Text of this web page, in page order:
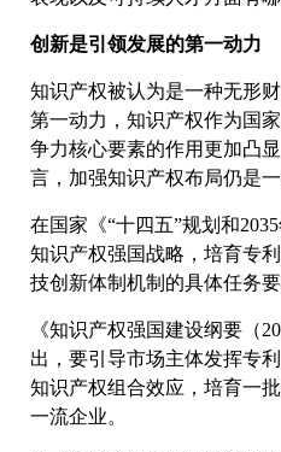
创新是引领发展的第一动力
知识产权被认为是一种无形
第一动力，知识产权作为国
争力核心要素的作用更加凸
言，加强知识产权布局仍是
在国家《“十四五”规划和
知识产权强国战略，培育专
技创新体制机制的具体任务要
《知识产权强国建设纲要（
出，要引导市场主体发挥专
知识产权组合效应，培育一
一流企业。